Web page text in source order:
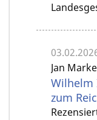
Jan
Wilhelm
zum